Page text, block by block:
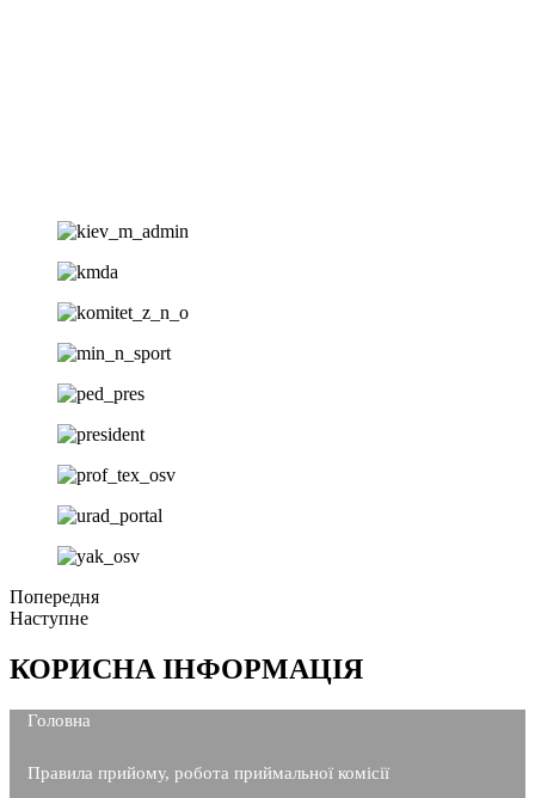
Попередня
Наступне
КОРИСНА ІНФОРМАЦІЯ
Головна
Правила прийому, робота приймальної комісії